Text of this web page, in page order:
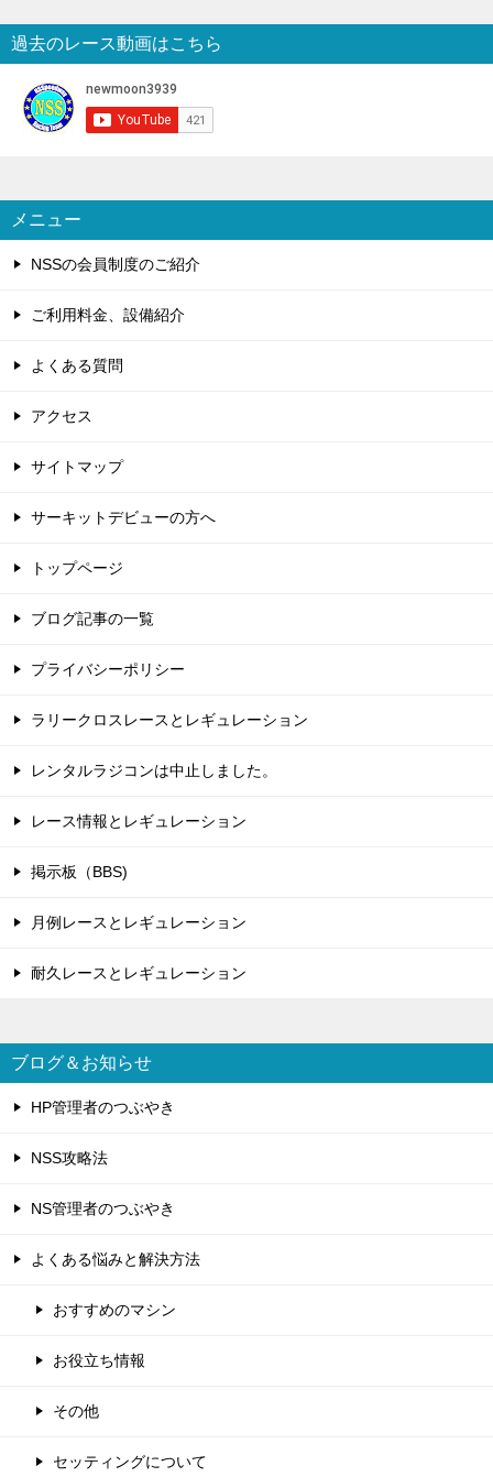
過去のレース動画はこちら
メニュー
NSSの会員制度のご紹介
ご利用料金、設備紹介
よくある質問
アクセス
サイトマップ
サーキットデビューの方へ
トップページ
ブログ記事の一覧
プライバシーポリシー
ラリークロスレースとレギュレーション
レンタルラジコンは中止しました。
レース情報とレギュレーション
掲示板（BBS)
月例レースとレギュレーション
耐久レースとレギュレーション
ブログ＆お知らせ
HP管理者のつぶやき
NSS攻略法
NS管理者のつぶやき
よくある悩みと解決方法
おすすめのマシン
お役立ち情報
その他
セッティングについて